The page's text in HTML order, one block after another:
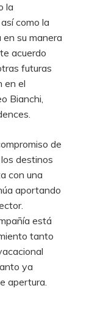
la
como la
su manera
acuerdo
futuras
en el
Bianchi,
de
destinos
con una
aportando
está
tanto
ya
apertura.​​